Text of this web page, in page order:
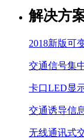
解决方
2018新版可
交通信号集
卡口LED显
交通诱导信
无线通讯式